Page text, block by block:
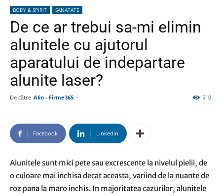
BODY & SPIRIT SANATATE
De ce ar trebui sa-mi elimin
alunitele cu ajutorul
aparatului de indepartare
alunite laser?
De către Alin - Firme365 - 510
Facebook Linkedin
Alunitele sunt mici pete sau excrescente la nivelul pielii, de
o culoare mai inchisa decat aceasta, variind de la nuante de
roz pana la maro inchis. In majoritatea cazurilor, alunitele